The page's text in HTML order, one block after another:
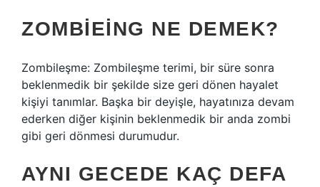
ZOMBIEING NE DEMEK?
Zombileşme: Zombileşme terimi, bir süre sonra
beklenmedik bir şekilde size geri dönen hayalet
kişiyi tanımlar. Başka bir deyişle, hayatınıza devam
ederken diğer kişinin beklenmedik bir anda zombi
gibi geri dönmesi durumudur.
AYNI GECEDE KAÇ DEFA